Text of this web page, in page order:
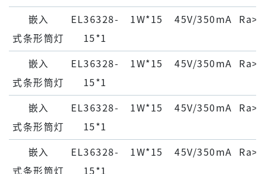
嵌⼊
式条形筒灯
EL36328-
15*1
1W*15 45V/350mA
嵌⼊
式条形筒灯
EL36328-
15*1
1W*15 45V/350mA
嵌⼊
式条形筒灯
EL36328-
15*1
1W*15 45V/350mA
嵌⼊
式条形筒灯
EL36328-
15*1
1W*15 45V/350mA